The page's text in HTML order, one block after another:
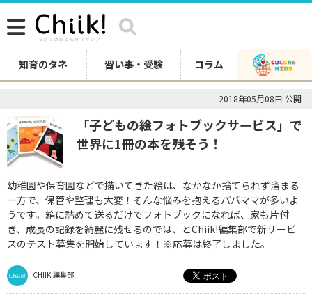
知育のタネ 習い事・受験 コラム
2018年05月08日 公開
「子どもの絵フォトブックサービス」で
世界に1冊の本を残そう！
幼稚園や保育園などで描いてきた絵は、なかなか捨てられず溜まる
一方で、保管や整理も大変！そんな悩みを抱えるパパママが多いよ
うです。箱に詰めて送るだけでフォトブックになれば、家も片付
き、成長の記録を綺麗に残せるのでは、とChiik!編集部で新サービ
スのテスト募集を開始しています！※応募は終了しました。
CHIIK!編集部